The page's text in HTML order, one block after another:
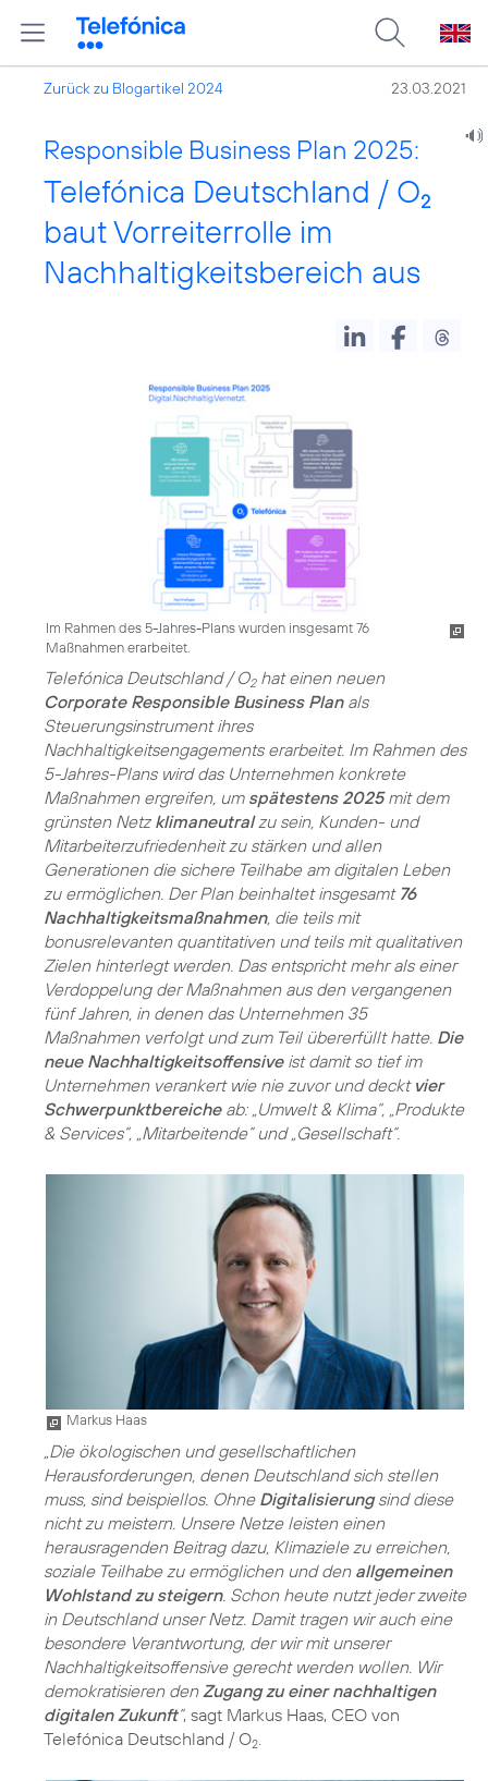
Zurück zu Blogartikel 2024 23.03.2021
Responsible Business Plan 2025:
Telefónica Deutschland / O2
baut Vorreiterrolle im
Nachhaltigkeitsbereich aus
Im Rahmen des 5-Jahres-Plans wurden insgesamt 76
Maßnahmen erarbeitet.
Telefónica Deutschland / O2hat einen neuen
Corporate Responsible Business Planals
Steuerungsinstrument ihres
Nachhaltigkeitsengagements erarbeitet. Im Rahmen des
5-Jahres-Plans wird das Unternehmen konkrete
Maßnahmen ergreifen, um spätestens 2025mit dem
grünsten Netz klimaneutralzu sein, Kunden- und
Mitarbeiterzufriedenheit zu stärken und allen
Generationen die sichere Teilhabe am digitalen Leben
zu ermöglichen. Der Plan beinhaltet insgesamt 76
Nachhaltigkeitsmaßnahmen, die teils mit
bonusrelevanten quantitativen und teils mit qualitativen
Zielen hinterlegt werden. Das entspricht mehr als einer
Verdoppelung der Maßnahmen aus den vergangenen
fünf Jahren, in denen das Unternehmen 35
Maßnahmen verfolgt und zum Teil übererfüllt hatte. Die
neue Nachhaltigkeitsoffensiveist damit so tief im
Unternehmen verankert wie nie zuvor und deckt vier
Schwerpunktbereicheab: „Umwelt & Klima“, „Produkte
& Services“, „Mitarbeitende“ und „Gesellschaft“.
Markus Haas
„Die ökologischen und gesellschaftlichen
Herausforderungen, denen Deutschland sich stellen
muss, sind beispiellos. Ohne Digitalisierungsind diese
nicht zu meistern. Unsere Netze leisten einen
herausragenden Beitrag dazu, Klimaziele zu erreichen,
soziale Teilhabe zu ermöglichen und den allgemeinen
Wohlstand zu steigern. Schon heute nutzt jeder zweite
in Deutschland unser Netz. Damit tragen wir auch eine
besondere Verantwortung, der wir mit unserer
Nachhaltigkeitsoffensive gerecht werden wollen. Wir
demokratisieren denZugang zu einer nachhaltigen
digitalen Zukunft“, sagt Markus Haas, CEO von
Telefónica Deutschland / O2.